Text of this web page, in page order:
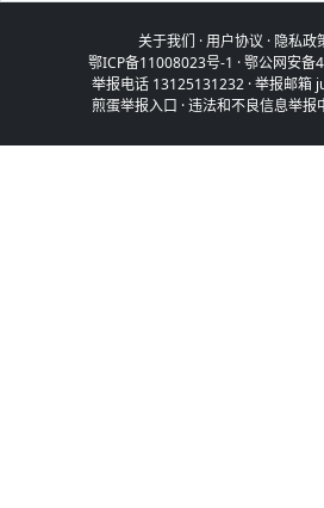
关于我们 ·用户协议 · 隐私政
鄂ICP备11008023号-1 ·鄂公网安备
举报电话 13125131232 · 举报邮箱
煎蛋举报入口 ·违法和不良信息举报